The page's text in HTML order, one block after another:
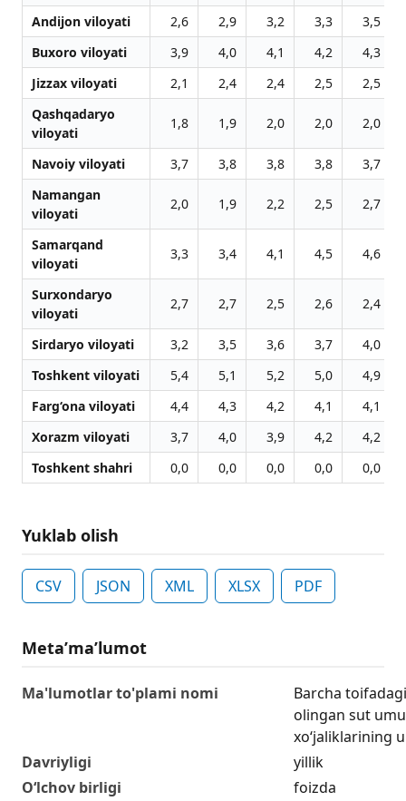
Andijon viloyati 2,6 2,9 3,2 3,3
3,5
Buxoro viloyati
3,9 4,0 4,1 4,2
4,3
Jizzax viloyati
2,1 2,4 2,4 2,5
2,5
Qashqadaryo
viloyati
1,8 1,9 2,0 2,0 2,0
Navoiy viloyati 3,7 3,8 3,8 3,8
3,7
Namangan
viloyati
2,0 1,9 2,2 2,5 2,7
Samarqand
viloyati
3,3 3,4 4,1 4,5 4,6
Surxondaryo
viloyati
2,7 2,7 2,5 2,6 2,4
Sirdaryo viloyati 3,2 3,5 3,6 3,7
4,0
Toshkent viloyati
5,4 5,1 5,2 5,0
4,9
Farg‘ona viloyati
4,4 4,3 4,2 4,1
4,1
Xorazm viloyati
3,7 4,0 3,9 4,2
4,2
Toshkent shahri
0,0 0,0 0,0 0,0 0,0
Yuklab olish
CSV JSON XML XLSX PDF
Metaʼmaʼlumot
Ma'lumotlar to'plami nomi
Barcha
olingan sut
xo‘jaliklarining
Davriyligi
yillik
O‘lchov birligi
foizda